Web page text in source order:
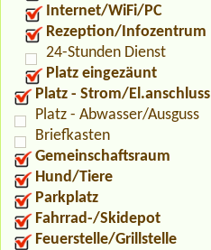
Internet/WiFi/PC
Rezeption/Infozentrum
24-Stunden Dienst
Platz eingezäunt
Platz - Strom/El.anschluss
Platz - Abwasser/Ausguss
Briefkasten
Gemeinschaftsraum
Hund/Tiere
Parkplatz
Fahrrad-/Skidepot
Feuerstelle/Grillstelle